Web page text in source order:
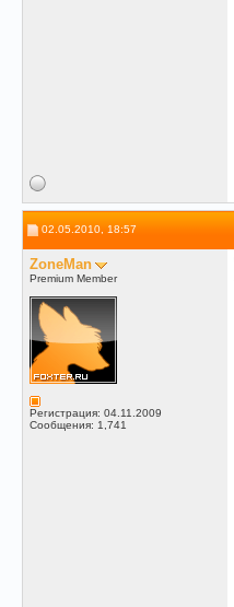
02.05.2010, 18:57
ZoneMan
Premium Member
Регистрация: 04.11.2009
Сообщения: 1,741